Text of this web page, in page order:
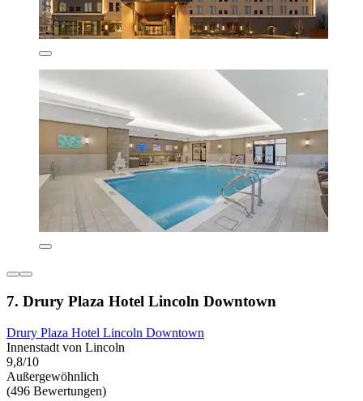
7. Drury Plaza Hotel Lincoln Downtown
Drury Plaza Hotel Lincoln Downtown
Innenstadt von Lincoln
9,8/10
Außergewöhnlich
(496 Bewertungen)